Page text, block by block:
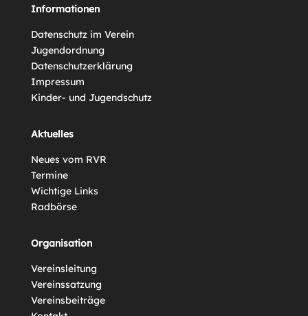
Informationen
Datenschutz im Verein
Jugendordnung
Datenschutzerklärung
Impressum
Kinder- und Jugendschutz
Aktuelles
Neues vom RVR
Termine
Wichtige Links
Radbörse
Organisation
Vereinsleitung
Vereinssatzung
Vereinsbeiträge